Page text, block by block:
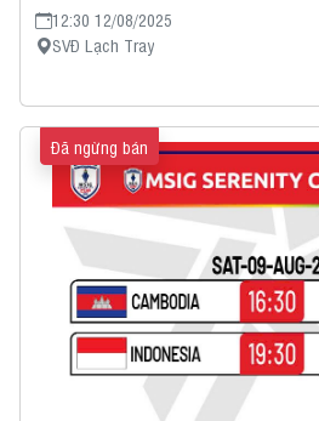
12:30 12/08/2025
SVĐ Lạch Tray
Đã ngừng bán